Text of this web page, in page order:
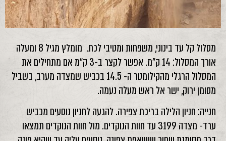
מסלול קל עד בינוני, משפחות ומטיבי לכת. מומלץ מגיל 8 ומעלה
אורך המסלול: 14 ק"מ. אפשר לקצר ב-3 ק"מ אם מתחילים את
המסלול הרגלי מהקילומטר ה- 14.5 בכביש שמצדה מערב, בשביל
מסומן ירוק, ישר אל ראש מעלה נעמה.
חנייה: חניון הלילה בריכת צפירה. להגעה לחניון נוסעים מכביש
ערד- מצדה 3199 עד חוות הנוקדים. מול חוות הנוקדים תמצאו